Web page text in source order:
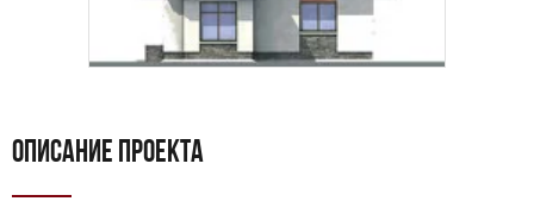
ОПИСАНИЕ ПРОЕКТА